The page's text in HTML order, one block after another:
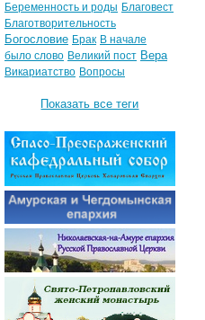
Беременность и роды Благовест
Благотворительность
Богословие Брак В начале
было слово Великий пост Вера
Викариатство Вопросы
Показать все теги